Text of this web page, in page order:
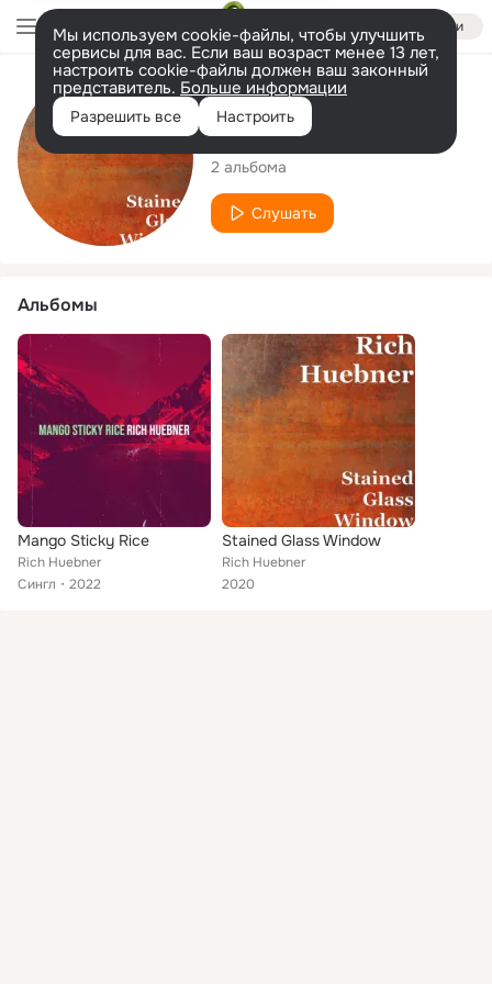
Войти
Мы используем cookie-файлы, чтобы улучшить
сервисы для вас. Если ваш возраст менее 13 лет,
настроить cookie-файлы должен ваш законный
представитель. Больше информации
Разрешить все Настроить
Исполнитель
Rich Huebner
2 альбома
Слушать
Альбомы
Mango Sticky Rice
Rich Huebner
Сингл
2022
Stained Glass Window
Rich Huebner
2020